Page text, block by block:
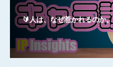
🔰人は、なぜ惹かれるのか。